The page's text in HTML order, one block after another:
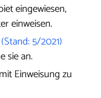
eingewiesen,
einweisen.
5/2021)
sie an.
Einweisung zu